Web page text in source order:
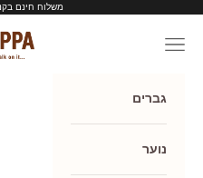
משלוח חינם
תפריט
גברים
נוער